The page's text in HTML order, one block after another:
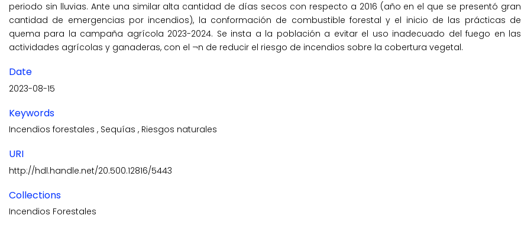
periodo sin lluvias. Ante una similar alta cantidad de días secos con respecto a 2016 (año en el que se presentó gran
cantidad de emergencias por incendios), la conformación de combustible forestal y el inicio de las prácticas de
quema para la campaña agrícola 2023-2024. Se insta a la población a evitar el uso inadecuado del fuego en las
actividades agrícolas y ganaderas, con el ¬n de reducir el riesgo de incendios sobre la cobertura vegetal.
Date
2023-08-15
Keywords
Incendios forestales , Sequías , Riesgos naturales
URI
http://hdl.handle.net/20.500.12816/5443
Collections
Incendios Forestales